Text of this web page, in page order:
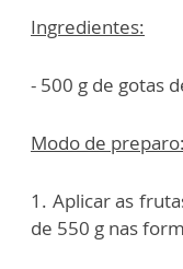
Ingredientes:
- 500 g de gotas
Modo de preparo:
1. Aplicar as
de 550 g nas